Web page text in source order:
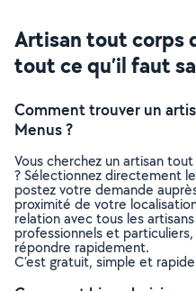
Artisan tout corps
tout ce qu’il faut
Comment trouver un
Menus ?
Vous cherchez un artisan
? Sélectionnez directement
postez votre demande
proximité de votre
relation avec tous les
professionnels et
répondre rapidement.
C’est gratuit, simple et